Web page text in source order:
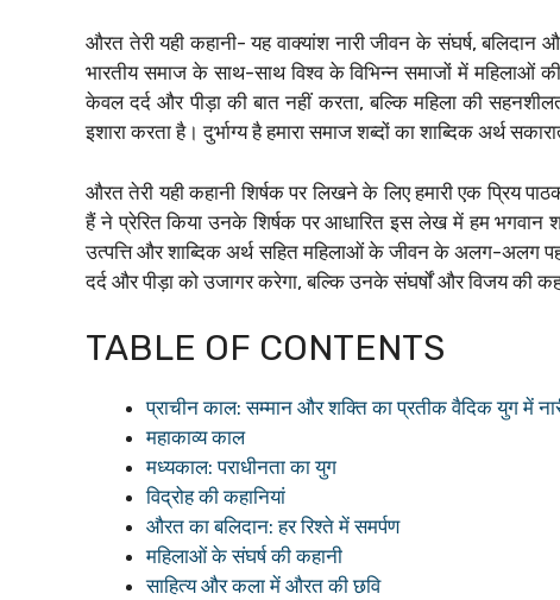
औरत तेरी यही कहानी- यह वाक्यांश नारी जीवन के संघर्ष,
भारतीय समाज के साथ-साथ विश्व के विभिन्न समाजों में महिलाओं
केवल दर्द और पीड़ा की बात नहीं करता, बल्कि महिला की
इशारा करता है। दुर्भाग्य है हमारा समाज शब्दों का शाब्दिक अर्थ
औरत तेरी यही कहानी शिर्षक पर लिखने के लिए हमारी एक प्रिय
हैं ने प्रेरित किया उनके शिर्षक पर आधारित इस लेख में हम भगवान
उत्पत्ति और शाब्दिक अर्थ सहित महिलाओं के जीवन के अलग-
दर्द और पीड़ा को उजागर करेगा, बल्कि उनके संघर्षों और विजय की
TABLE OF CONTENTS
प्राचीन काल: सम्मान और शक्ति का प्रतीक वैदिक युग में
महाकाव्य काल
मध्यकाल: पराधीनता का युग
विद्रोह की कहानियां
औरत का बलिदान: हर रिश्ते में समर्पण
महिलाओं के संघर्ष की कहानी
साहित्य और कला में औरत की छवि